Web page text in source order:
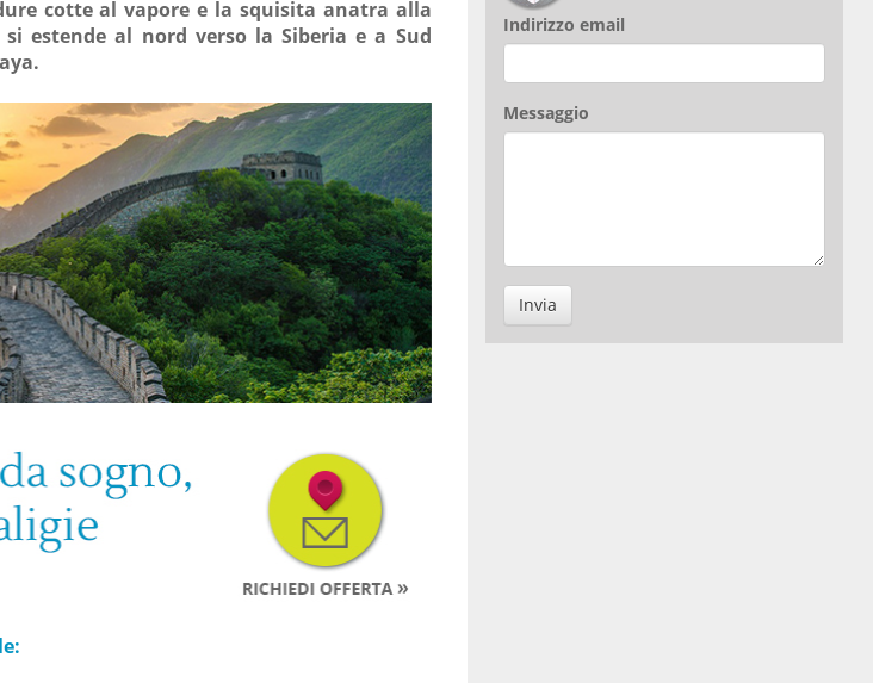
cotte al vapore e la squisita anatra alla
estende al nord verso la Siberia e a Sud
Indirizzo email
Messaggio
Invia